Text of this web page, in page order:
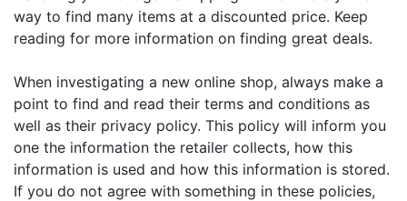
way to find many items at a discounted price. Keep
reading for more information on finding great deals.
When investigating a new online shop, always make a
point to find and read their terms and conditions as
well as their privacy policy. This policy will inform you
one the information the retailer collects, how this
information is used and how this information is stored.
If you do not agree with something in these policies,